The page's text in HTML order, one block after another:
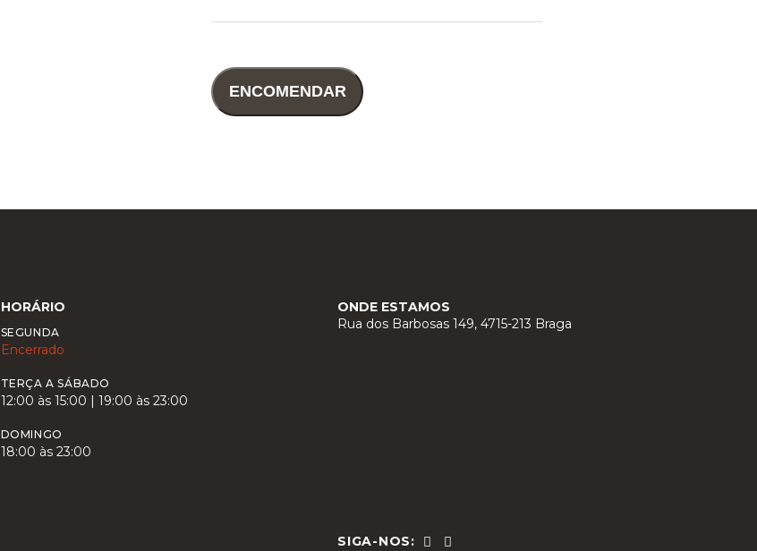
ENCOMENDAR
HORÁRIO
SEGUNDA
Encerrado
TERÇA A SÁBADO
12:00 às 15:00 | 19:00 às 23:00
DOMINGO
18:00 às 23:00
ONDE ESTAMOS
Rua dos Barbosas 149, 4715-213 Braga
SIGA-NOS: